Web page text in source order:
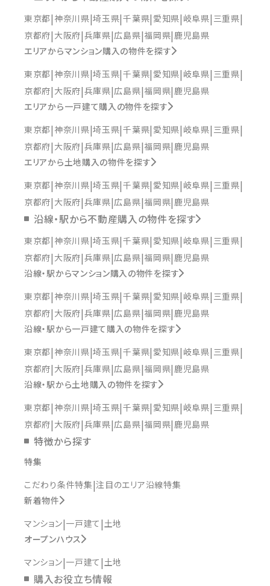
東京都 神奈川県 埼玉県 千葉県 愛知県 岐阜県 三重県
京都府 大阪府 兵庫県 広島県 福岡県 鹿児島県
エリアからマンション購入の物件を探す
東京都 神奈川県 埼玉県 千葉県 愛知県 岐阜県 三重県
京都府 大阪府 兵庫県 広島県 福岡県 鹿児島県
エリアから一戸建て購入の物件を探す
東京都 神奈川県 埼玉県 千葉県 愛知県 岐阜県 三重県
京都府 大阪府 兵庫県 広島県 福岡県 鹿児島県
エリアから土地購入の物件を探す
東京都 神奈川県 埼玉県 千葉県 愛知県 岐阜県 三重県
京都府 大阪府 兵庫県 広島県 福岡県 鹿児島県
沿線・駅から不動産購入の物件を探す
東京都 神奈川県 埼玉県 千葉県 愛知県 岐阜県 三重県
京都府 大阪府 兵庫県 広島県 福岡県 鹿児島県
沿線・駅からマンション購入の物件を探す
東京都 神奈川県 埼玉県 千葉県 愛知県 岐阜県 三重県
京都府 大阪府 兵庫県 広島県 福岡県 鹿児島県
沿線・駅から一戸建て購入の物件を探す
東京都 神奈川県 埼玉県 千葉県 愛知県 岐阜県 三重県
京都府 大阪府 兵庫県 広島県 福岡県 鹿児島県
沿線・駅から土地購入の物件を探す
東京都 神奈川県 埼玉県 千葉県 愛知県 岐阜県 三重県
京都府 大阪府 兵庫県 広島県 福岡県 鹿児島県
特徴から探す
特集
こだわり条件特集 注目のエリア沿線特集
新着物件
マンション 一戸建て 土地
オープンハウス
マンション 一戸建て 土地
購入お役立ち情報